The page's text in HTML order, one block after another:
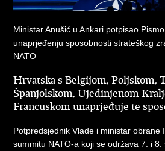
Ministar Anušić u Ankari potpisao
unaprjeđenju sposobnosti strateškog
NATO
Hrvatska s Belgijom, Poljskom,
Španjolskom, Ujedinjenom
Francuskom unaprjeđuje te
Potpredsjednik Vlade i ministar obrane
summitu NATO-a koji se održava 7. i